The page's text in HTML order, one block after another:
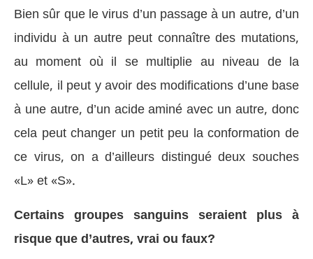
Bien sûr que le virus d’un passage à un autre, d’un
individu à un autre peut connaître des mutations,
au moment où il se multiplie au niveau de la
cellule, il peut y avoir des modifications d’une base
à une autre, d’un acide aminé avec un autre, donc
cela peut changer un petit peu la conformation de
ce virus, on a d’ailleurs distingué deux souches
«L» et «S».
Certains groupes sanguins seraient plus à
risque que d’autres, vrai ou faux?